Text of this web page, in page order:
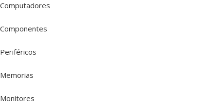
Computadores
Componentes
Periféricos
Memorias
Monitores